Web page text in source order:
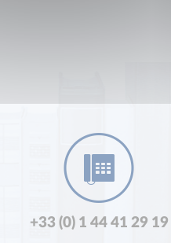
+33 (0) 1 44 41 29 19